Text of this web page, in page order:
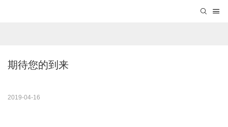
期待您的到来
2019-04-16